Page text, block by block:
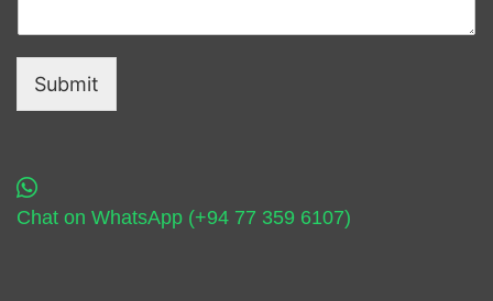
Submit
Chat on WhatsApp (+94 77 359 6107)